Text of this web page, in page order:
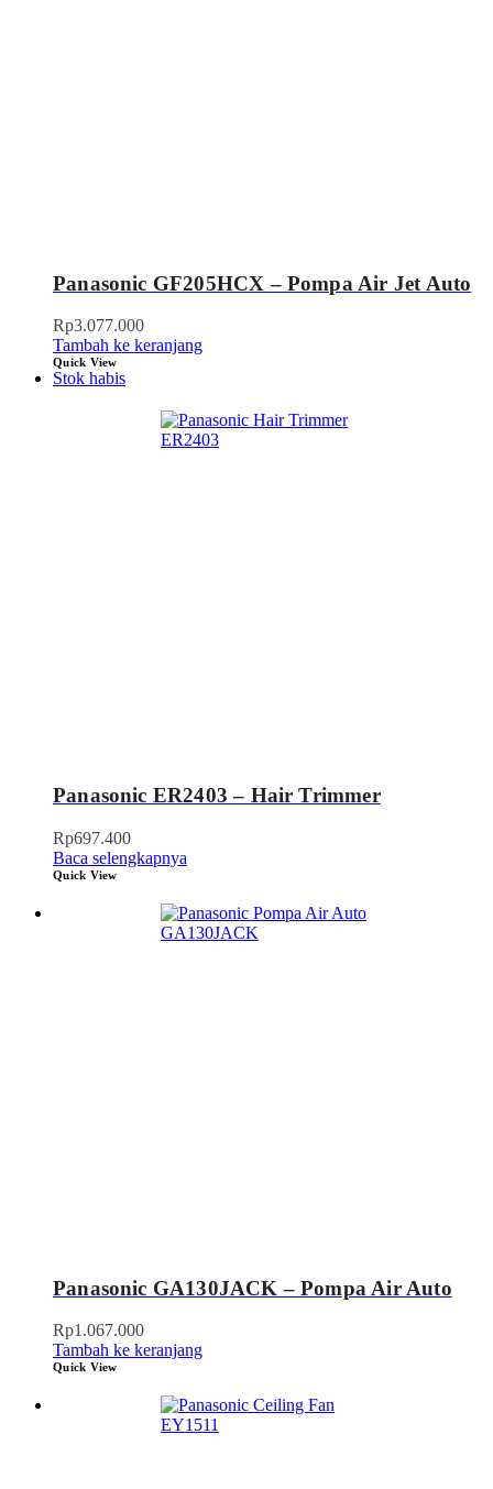
Panasonic GF205HCX – Pompa Air Jet Auto
Rp3.077.000
Tambah ke keranjang
Quick View
Stok habis
Panasonic ER2403 – Hair Trimmer
Rp697.400
Baca selengkapnya
Quick View
Panasonic GA130JACK – Pompa Air Auto
Rp1.067.000
Tambah ke keranjang
Quick View